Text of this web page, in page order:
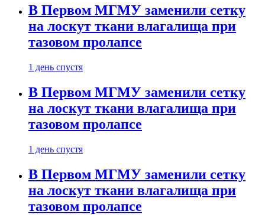
В Первом МГМУ заменили сетку
на лоскут ткани влагалища при
тазовом пролапсе
1 день спустя
В Первом МГМУ заменили сетку
на лоскут ткани влагалища при
тазовом пролапсе
1 день спустя
В Первом МГМУ заменили сетку
на лоскут ткани влагалища при
тазовом пролапсе